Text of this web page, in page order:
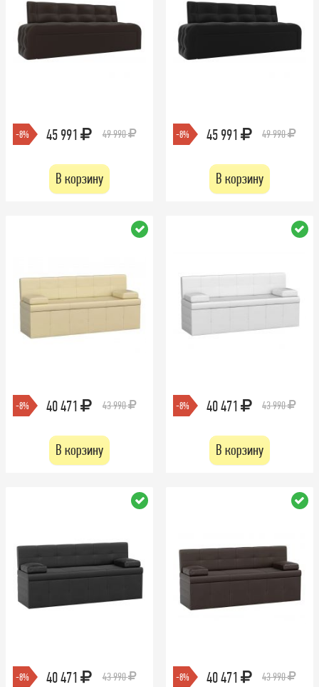
-8% 45 991 49 990
В корзину
-8% 45 991 49 990
В корзину
-8% 40 471 43 990
В корзину
-8% 40 471 43 990
В корзину
-8% 40 471 43 990 -8% 40 471 43 990